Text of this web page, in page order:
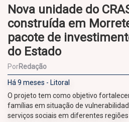
Nova unidade do
construída em
pacote de
do Estado
PorRedação
Há 9 meses - Litoral
O projeto tem como objetivo
famílias em situação de
serviços sociais em diferentes regiões